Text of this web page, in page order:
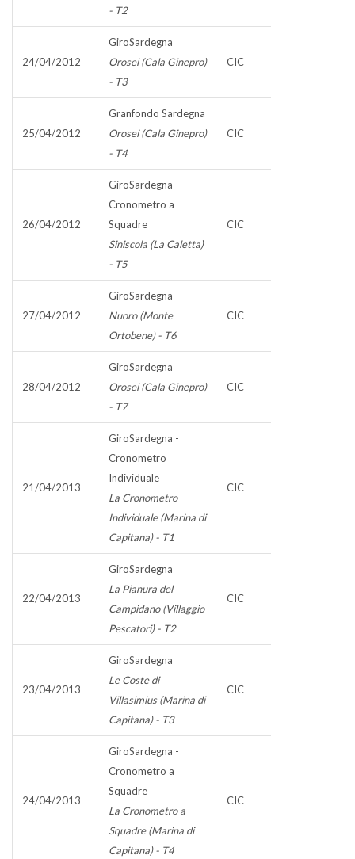
- T2
24/04/2012
GiroSardegna
Orosei (Cala Ginepro)
- T3
CIC
25/04/2012
Granfondo Sardegna
Orosei (Cala Ginepro)
- T4
CIC
26/04/2012
GiroSardegna -
Cronometro a
Squadre
Siniscola (La Caletta)
- T5
CIC
27/04/2012
GiroSardegna
Nuoro (Monte
Ortobene) - T6
CIC
28/04/2012
GiroSardegna
Orosei (Cala Ginepro)
- T7
CIC
21/04/2013
GiroSardegna -
Cronometro
Individuale
La Cronometro
Individuale (Marina di
Capitana) - T1
CIC
22/04/2013
GiroSardegna
La Pianura del
Campidano (Villaggio
Pescatori) - T2
CIC
23/04/2013
GiroSardegna
Le Coste di
Villasimius (Marina di
Capitana) - T3
CIC
24/04/2013
GiroSardegna -
Cronometro a
Squadre
La Cronometro a
Squadre (Marina di
Capitana) - T4
CIC